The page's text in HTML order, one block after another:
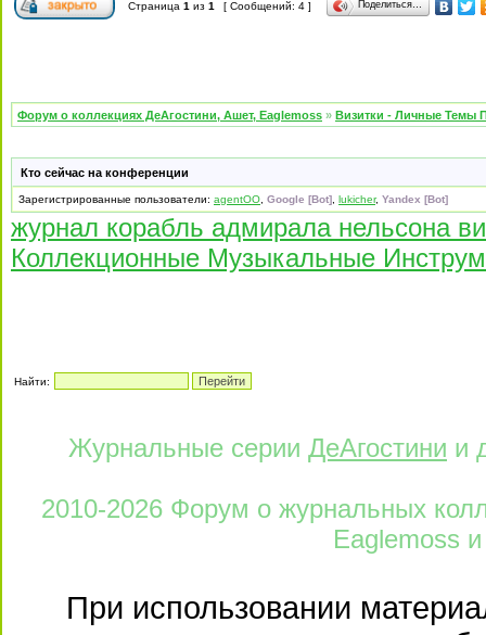
Страница 1 из 1 [ Сообщений: 4 ] Поделиться…
Форум о коллекциях ДеАгостини, Ашет, Eaglemoss » Визитки - Личные Темы
Кто сейчас на конференции
Зарегистрированные пользователи: agentOO Google [Bot] lukicher, Yandex [Bot]
журнал корабль адмирала нельсона
Коллекционные Музыкальные
Найти:
Журнальные серии ДеАгостини и
2010-2026 Форум о журнальных
Eaglemoss и
При использовании